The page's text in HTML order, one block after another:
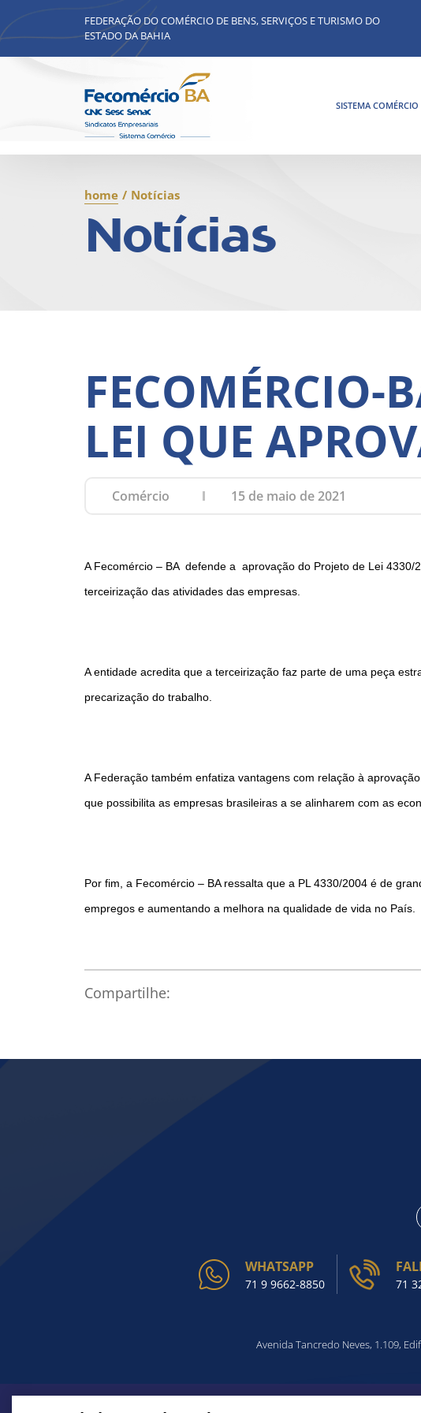
FEDERAÇÃO DO COMÉRCIO DE BENS, SERVIÇOS E TURISMO DO
ESTADO DA BAHIA
SISTEMA COMÉRCIO
home / Notícias
Notícias
FECOMÉRCIO-
LEI QUE
Comércio 15 de maio de 2021
A Fecomércio – BA defende a aprovação do Projeto de Lei
terceirização das atividades das empresas.
A entidade acredita que a terceirização faz parte de uma peça
precarização do trabalho.
A Federação também enfatiza vantagens com relação à
que possibilita as empresas brasileiras a se alinharem com as
Por fim, a Fecomércio – BA ressalta que a PL 4330/2004 é de
empregos e aumentando a melhora na qualidade de vida no País.
Compartilhe:
WHATSAPP
71 9 9662-8850 71
Avenida Tancredo Neves, 1.109,
ACHOU O QUE PROCURA?